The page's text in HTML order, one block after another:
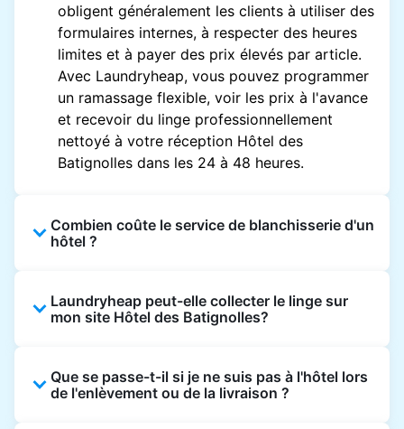
obligent généralement les clients à utiliser des
formulaires internes, à respecter des heures
limites et à payer des prix élevés par article.
Avec Laundryheap, vous pouvez programmer
un ramassage flexible, voir les prix à l'avance
et recevoir du linge professionnellement
nettoyé à votre réception Hôtel des
Batignolles dans les 24 à 48 heures.
Combien coûte le service de blanchisserie d'un
hôtel ?
fonction de l'établissement et du vêtement et
sont souvent beaucoup plus élevés.
transparente, basée sur les articles, de sorte
que vous ne payez que pour ce que vous
Laundryheap peut-elle collecter le linge sur
mon site Hôtel des Batignolles?
directement à la réception de l'hôtel à l'heure
prévue et vous restituer les articles nettoyés
Que se passe-t-il si je ne suis pas à l'hôtel lors
de l'enlèvement ou de la livraison ?